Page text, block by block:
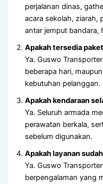
perjalanan dinas,
acara sekolah, ziarah,
antar jemput bandara,
Apakah tersedia
Ya. Guswo
beberapa hari,
kebutuhan pelanggan.
Apakah kendaraan
Ya. Seluruh armada
perawatan berkala,
sebelum digunakan.
Apakah layanan
Ya. Guswo
berpengalaman yang